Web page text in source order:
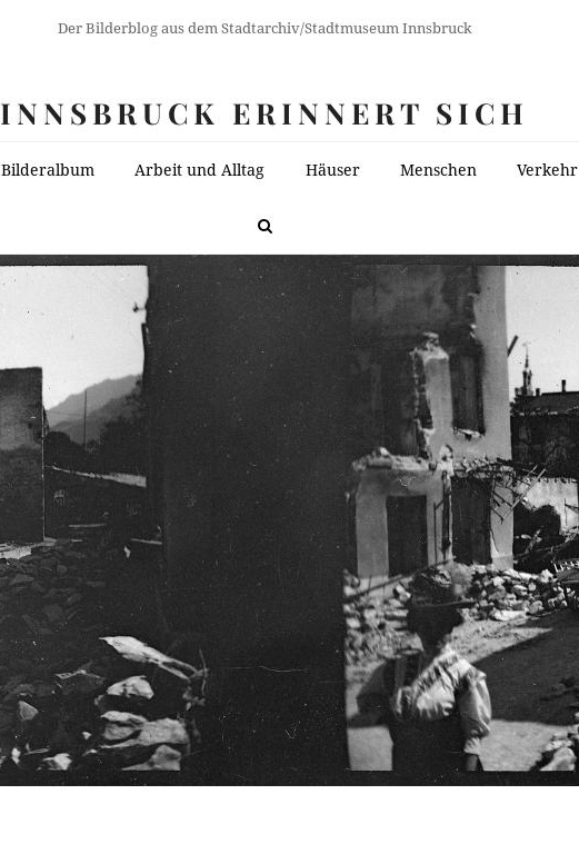
Der Bilderblog aus dem Stadtarchiv/Stadtmuseum Innsbruck
INNSBRUCK ERINNERT SICH
Bilderalbum Arbeit und Alltag Häuser Menschen Verkehr